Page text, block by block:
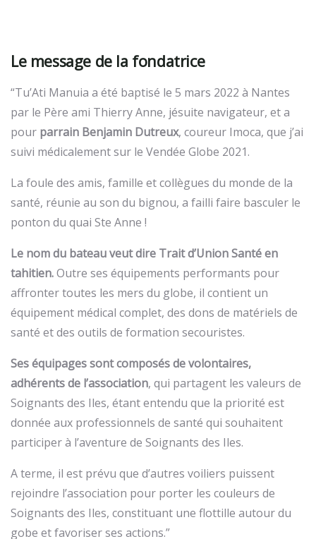
Le message de la fondatrice
“Tu’Ati Manuia a été baptisé le 5 mars 2022 à Nantes
par le Père ami Thierry Anne, jésuite navigateur, et a
pour parrain Benjamin Dutreux, coureur Imoca, que j’ai
suivi médicalement sur le Vendée Globe 2021.
La foule des amis, famille et collègues du monde de la
santé, réunie au son du bignou, a failli faire basculer le
ponton du quai Ste Anne !
Le nom du bateau veut dire Trait d’Union Santé en
tahitien.Outre ses équipements performants pour
affronter toutes les mers du globe, il contient un
équipement médical complet, des dons de matériels de
santé et des outils de formation secouristes.
Ses équipages sont composés de volontaires,
adhérents de l’association, qui partagent les valeurs de
Soignants des Iles, étant entendu que la priorité est
donnée aux professionnels de santé qui souhaitent
participer à l’aventure de Soignants des Iles.
A terme, il est prévu que d’autres voiliers puissent
rejoindre l’association pour porter les couleurs de
Soignants des Iles, constituant une flottille autour du
gobe et favoriser ses actions.”